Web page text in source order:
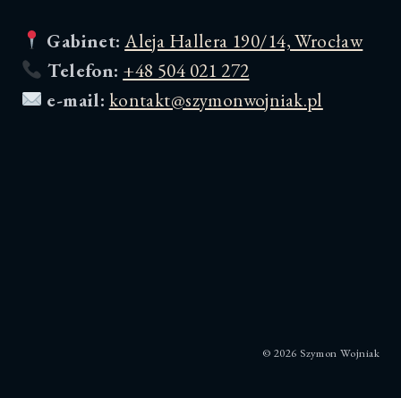
Gabinet: Aleja Hallera 190/14, Wrocław
Telefon: +48 504 021 272
e-mail: kontakt@szymonwojniak.pl
© 2026 Szymon Wojniak